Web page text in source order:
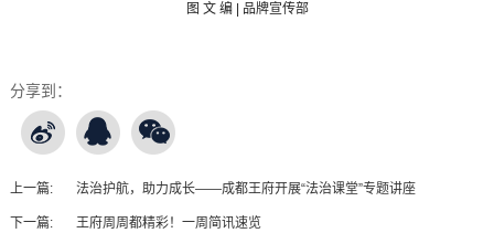
图 文 编 | 品牌宣传部
分享到：
上一篇: 法治护航，助力成长——成都王府开展“法治课堂”专题讲座
下一篇: 王府周周都精彩！一周简讯速览